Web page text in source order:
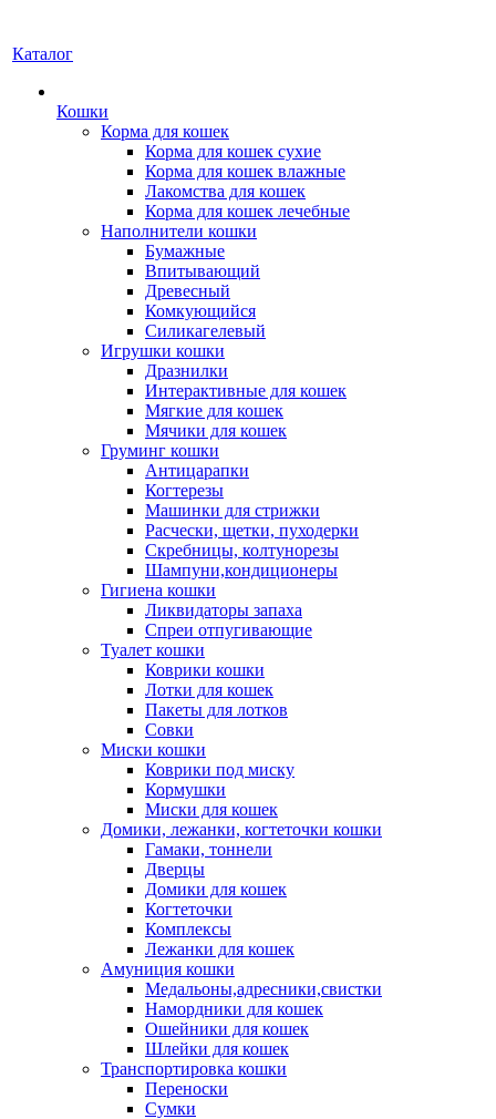
Каталог
Кошки
Корма для кошек
Корма для кошек сухие
Корма для кошек влажные
Лакомства для кошек
Корма для кошек лечебные
Наполнители кошки
Бумажные
Впитывающий
Древесный
Комкующийся
Силикагелевый
Игрушки кошки
Дразнилки
Интерактивные для кошек
Мягкие для кошек
Мячики для кошек
Груминг кошки
Антицарапки
Когтерезы
Машинки для стрижки
Расчески, щетки, пуходерки
Скребницы, колтунорезы
Шампуни,кондиционеры
Гигиена кошки
Ликвидаторы запаха
Спреи отпугивающие
Туалет кошки
Коврики кошки
Лотки для кошек
Пакеты для лотков
Совки
Миски кошки
Коврики под миску
Кормушки
Миски для кошек
Домики, лежанки, когтеточки кошки
Гамаки, тоннели
Дверцы
Домики для кошек
Когтеточки
Комплексы
Лежанки для кошек
Амуниция кошки
Медальоны,адресники,свистки
Намордники для кошек
Ошейники для кошек
Шлейки для кошек
Транспортировка кошки
Переноски
Сумки